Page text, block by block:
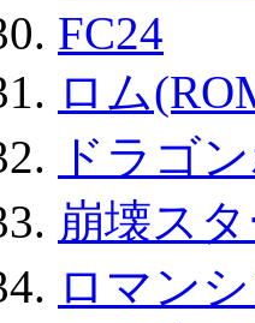
FC24
ロム
ドラゴ
崩壊ス
ロマン